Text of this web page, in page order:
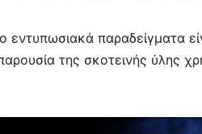
εντυπωσιακά παραδείγματα
της σκοτεινής ύλης